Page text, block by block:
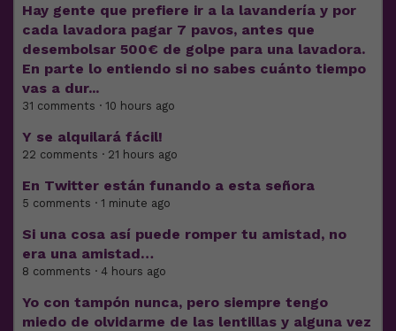
Hay gente que prefiere ir a la lavandería y por
cada lavadora pagar 7 pavos, antes que
desembolsar 500€ de golpe para una lavadora.
En parte lo entiendo si no sabes cuánto tiempo
vas a dur...
31 comments · 10 hours ago
Y se alquilará fácil!
22 comments · 21 hours ago
En Twitter están funando a esta señora
5 comments · 1 minute ago
Si una cosa así puede romper tu amistad, no
era una amistad…
8 comments · 4 hours ago
Yo con tampón nunca, pero siempre tengo
miedo de olvidarme de las lentillas y alguna vez